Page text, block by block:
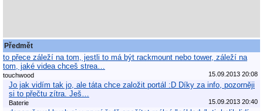
Předmět
to přece záleží na tom, jestli to má být rackmount nebo tower, záleží na
tom, jaké videa chceš strea…
touchwood 15.09.2013 20:08
Jo jak vidím tak jo, ale táta chce založit portál :D Díky za info, pozorněji
si to přečtu zítra. Ješ…
Baterie 15.09.2013 20:40